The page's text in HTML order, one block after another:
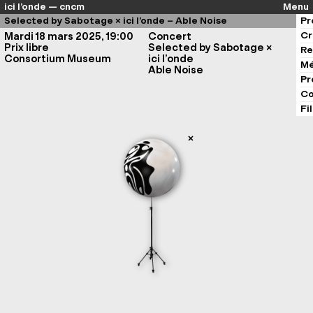
ici l’onde — cncm
Menu
Selected by Sabotage × ici l’onde – Able Noise
Mardi 18 mars 2025, 19:00
Prix libre
Consortium Museum
Concert
Selected by Sabotage ×
ici l’onde
Able Noise